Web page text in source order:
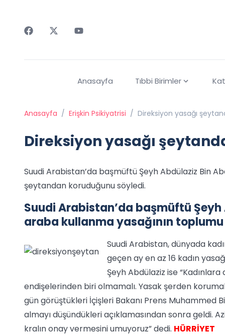
Anasayfa Tıbbi Birimler
Anasayfa / Erişkin Psikiyatrisi / Direksiyon yasağı
Direksiyon yasağı
Suudi Arabistan’da başmüftü Şeyh Abdülaziz Bin
şeytandan koruduğunu söyledi.
Suudi Arabistan’da başmüftü
araba kullanma yasağının
Suudi Arabistan, dünyada
geçen ay en az 16 kadın
Şeyh Abdülaziz ise
endişelerinden biri olmamalı. Yasak şerden
gün görüştükleri İçişleri Bakanı Prens Muhammed
almayı düşündükleri açıklamasından sonra geldi.
kralın onay vermesini umuyoruz” dedi. HÜRRİYET